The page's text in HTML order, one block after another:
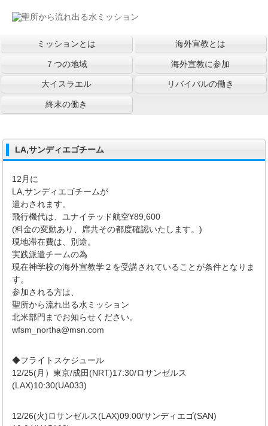
ミッションとは 海外宣教とは
７つの地域 海外宣教に参加
大イスラエル リバイバルの働き
終末の働き
LA,サンディエゴチーム
12月に
LA,サンディエゴチームが
遣わされます。
飛行機代は、ユナイテッド航空¥89,600
(料金の変動あり、席共その都度確認いたします。)
現地滞在費は、別途。
実践派遣チームの為
現在神学校の海外宣教学２を受講されていることが条件となりま
す。
参加される方は、
聖所から流れ出る水ミッション
北米部門までお知らせください。
wfsm_northa@msn.com
◆フライトスケジュール
12/25(月）東京/成田(NRT)17:30/ロサンゼルス
(LAX)10:30(UA033)
12/26(火)ロサンゼルス(LAX)09:00/サンディエゴ(SAN)